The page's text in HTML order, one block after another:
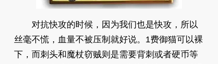
对抗快攻的时候，因为我们也是快攻，所以
丝毫不慌，血量不被压制就好说。1费御猫可以裸
下，而刺头和魔杖窃贼则是需要背刺或者硬币等